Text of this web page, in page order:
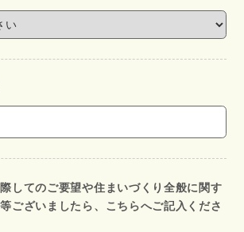
してのご要望や住まいづくり全般に関す
ございましたら、こちらへご記入くださ